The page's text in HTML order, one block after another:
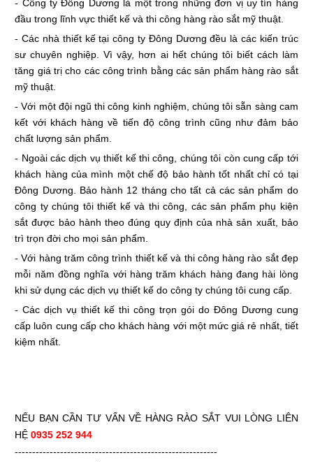
- Công ty Đông Dương là một trong những đơn vị uy tín hàng
đầu trong lĩnh vực thiết kế và thi công hàng rào sắt mỹ thuật.
- Các nhà thiết kế tại công ty Đông Dương đều là các kiến trúc
sư chuyên nghiệp. Vì vậy, hơn ai hết chúng tôi biết cách làm
tăng giá trị cho các công trình bằng các sản phẩm hàng rào sắt
mỹ thuật.
- Với một đội ngũ thi công kinh nghiệm, chúng tôi sẵn sàng cam
kết với khách hàng về tiến độ công trình cũng như đảm bảo
chất lượng sản phẩm.
- Ngoài các dịch vụ thiết kế thi công, chúng tôi còn cung cấp tới
khách hàng của mình một chế độ bảo hành tốt nhất chỉ có tại
Đông Dương. Bảo hành 12 tháng cho tất cả các sản phẩm do
công ty chúng tôi thiết kế và thi công, các sản phẩm phụ kiện
sắt được bảo hành theo đúng quy định của nhà sản xuất, bảo
trì trọn đời cho mọi sản phẩm.
- Với hàng trăm công trình thiết kế và thi công hàng rào sắt đẹp
mỗi năm đồng nghĩa với hàng trăm khách hàng đang hài lòng
khi sử dụng các dịch vụ thiết kế do công ty chúng tôi cung cấp.
- Các dịch vụ thiết kế thi công trọn gói do Đông Dương cung
cấp luôn cung cấp cho khách hàng với một mức giá rẻ nhất, tiết
kiệm nhất.
NẾU BẠN CẦN TƯ VẤN VỀ HÀNG RÀO SẮT VUI LÒNG LIÊN
HỆ0935 252 944
----------------------------------------------------------